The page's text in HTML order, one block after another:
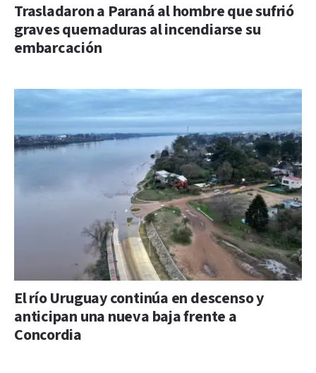
Trasladaron a Paraná al hombre que sufrió
graves quemaduras al incendiarse su
embarcación
El río Uruguay continúa en descenso y
anticipan una nueva baja frente a
Concordia